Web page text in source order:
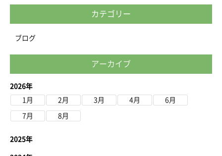
カテゴリー
ブログ
アーカイブ
2026年
1月
2月 3月 4月 6月
7月 8月
2025年